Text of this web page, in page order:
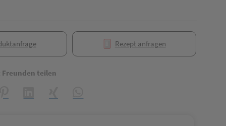
Rezept anfragen
teilen